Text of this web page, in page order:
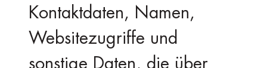
Kontaktdaten, Namen,
Websitezugriffe und
sonstige Daten, die über